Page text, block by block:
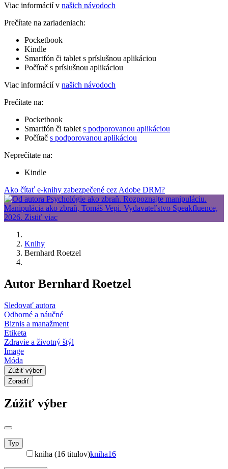
Viac informácií v našich návodoch
Prečítate na zariadeniach:
Pocketbook
Kindle
Smartfón či tablet s príslušnou aplikáciou
Počítač s príslušnou aplikáciou
Viac informácií v našich návodoch
Prečítate na:
Pocketbook
Smartfón či tablet s podporovanou aplikáciou
Počítač s podporovanou aplikáciou
Neprečítate na:
Kindle
Ako čítať e-knihy zabezpečené cez Adobe DRM?
Knihy
Bernhard Roetzel
Autor Bernhard Roetzel
Sledovať autora
Odborné a náučné
Biznis a manažment
Etiketa
Zdravie a životný štýl
Image
Móda
Zúžiť výber
Zoradiť
Zúžiť výber
Typ
kniha (16 titulov)kniha16